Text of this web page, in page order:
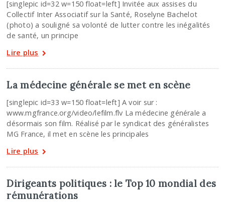
[singlepic id=32 w=150 float=left] Invitée aux assises du
Collectif Inter Associatif sur la Santé, Roselyne Bachelot
(photo) a souligné sa volonté de lutter contre les inégalités
de santé, un principe
Lire plus
La médecine générale se met en scène
[singlepic id=33 w=150 float=left] A voir sur :
www.mgfrance.org/video/lefilm.flv La médecine générale a
désormais son film. Réalisé par le syndicat des généralistes
MG France, il met en scène les principales
Lire plus
Dirigeants politiques : le Top 10 mondial des
rémunérations